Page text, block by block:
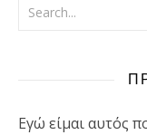
Εγώ είμαι αυτός